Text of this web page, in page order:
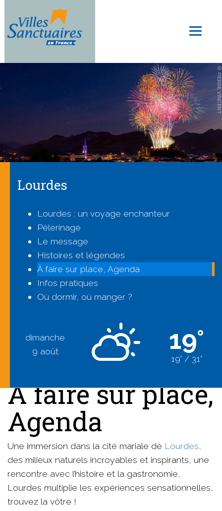
contenu
À faire sur place,
Agenda
Une immersion dans la cité mariale de Lourdes,
des milieux naturels incroyables et inspirants, une
rencontre avec l’histoire et la gastronomie,
Lourdes multiplie les expériences sensationnelles,
trouvez la vôtre !
Lourdes
Lourdes : un voyage enchanteur
Pèlerinage
Le message
Histoires et légendes
À faire sur place, Agenda
Infos pratiques
Où dormir, où manger ?
dimanche
9 août
19°
19° / 31°
© PIERRE VINCENT